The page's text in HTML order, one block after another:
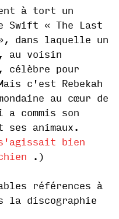
à tort un
Swift « The Last
dans laquelle un
au voisin
célèbre pour
c'est Rebekah
au cœur de
commis son
ses animaux.
bien
.)
références à
la discographie